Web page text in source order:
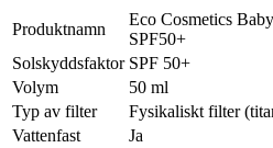
Produktnamn
Eco Cosmetics
SPF50+
Solskyddsfaktor SPF 50+
Volym
50 ml
Typ av filter
Fysikaliskt filter
Vattenfast
Ja